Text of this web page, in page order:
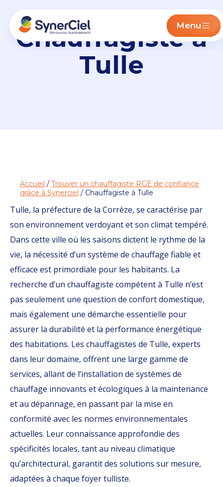
Menu
Chauffagiste à
Tulle
Accueil / Trouver un chauffagiste RGE de confiance
grâce à Synerciel / Chauffagiste à Tulle
Tulle, la préfecture de la Corrèze, se caractérise par
son environnement verdoyant et son climat tempéré.
Dans cette ville où les saisons dictent le rythme de la
vie, la nécessité d’un système de chauffage fiable et
efficace est primordiale pour les habitants. La
recherche d’un chauffagiste compétent à Tulle n’est
pas seulement une question de confort domestique,
mais également une démarche essentielle pour
assurer la durabilité et la performance énergétique
des habitations. Les chauffagistes de Tulle, experts
dans leur domaine, offrent une large gamme de
services, allant de l’installation de systèmes de
chauffage innovants et écologiques à la maintenance
et au dépannage, en passant par la mise en
conformité avec les normes environnementales
actuelles. Leur connaissance approfondie des
spécificités locales, tant au niveau climatique
qu’architectural, garantit des solutions sur mesure,
adaptées à chaque foyer tulliste.